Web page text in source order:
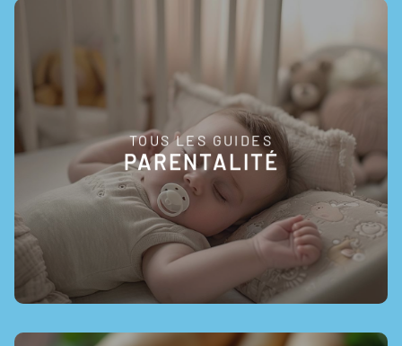
TOUS LES GUIDES
PARENTALITÉ
EN SAVOIR +